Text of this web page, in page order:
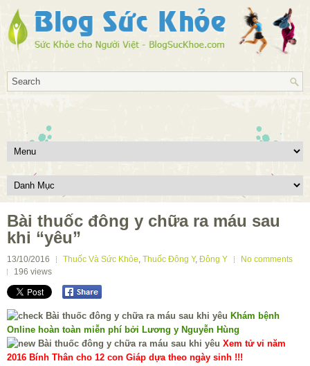
Bài thuốc đông y chữa ra máu sau
khi “yêu”
13/10/2016 Thuốc Và Sức Khỏe, Thuốc Đông Y, Đông Y
No comments
196 views
Khám bệnh
Online hoàn toàn miễn phí bởi Lương y Nguyễn Hùng
Xem tử vi năm
2016 Bính Thân cho 12 con Giáp dựa theo ngày sinh !!!